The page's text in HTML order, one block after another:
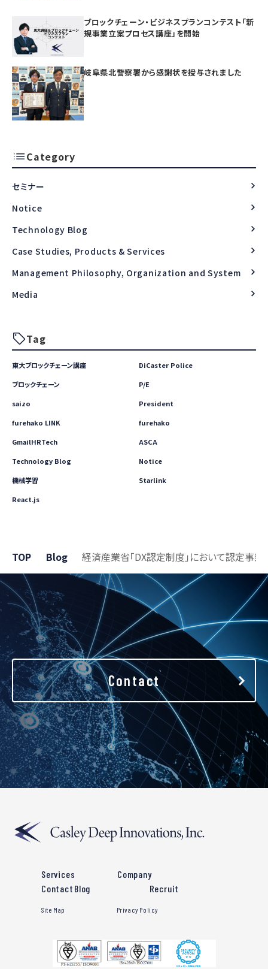
ブロックチェーン・ビジネスプランコンテスト「新
規事業立案プロセス講座」を開始
岐阜県北警察署から感謝状を授与されました
Category
セミナー
Notice
Technology Blog
Case Studies, Products & Services
Management Philosophy, Organization and System
Media
Tag
東大ブロックチェーン講座
DiCaster Police
ブロックチェーン
P/E
saizo
President
furehako LINK
furehako
GmailHRTech
ASCA
Technology Blog
Notice
機械学習
Starlink
React.js
TOP Blog 経済産業省「DX認定制度」において認定事
Contact
Services
Company
Contact Blog Recruit
Site Map Privacy Policy